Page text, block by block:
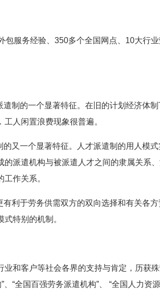
包服务经验、350多个全国网点、10大行
遣制的一个显著特征。在旧的计划经济体
人闲置浪费现象很普遍。
的又一个显著特征。人才派遣制的用人模
的派遣机构与被派遣人才之间的隶属关系
作关系。
有利于劳务供需双方的双向选择和有关各
特别的机制。
和客户等社会各界的支持与肯定，历获
“全国百强劳务派遣机构”、 “全国人力资